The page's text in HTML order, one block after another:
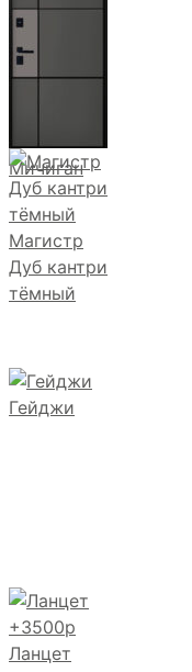
Мичиган
Магистр
Дуб кантри
тёмный
Гейджи
Ланцет